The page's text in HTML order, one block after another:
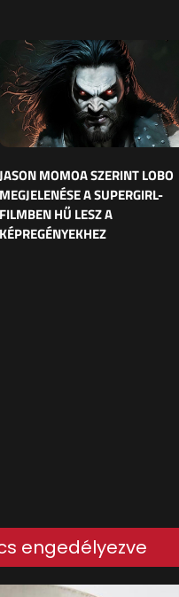
JASON MOMOA SZERINT LOBO
MEGJELENÉSE A SUPERGIRL-
FILMBEN HŰ LESZ A
KÉPREGÉNYEKHEZ
engedélyezve